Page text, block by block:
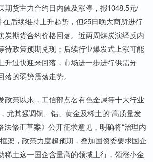
期货主力合约日内触及涨停，报1048.5元/
在后续维持上升趋势，但25日晚大商所进行
炭期货合约价格回落。近两周煤炭演绎反内
待政策预期兑现；后续行业爆发式上涨可能
升过快迎来回落，市场进一步进行供需分
的弱势震荡走势。
策以来，工信部点名有色金属等十大行业
尤其强调铜、铝、黄金及稀土的“高质量发
法修正草案》公开征求意见，明确将“治理内
架，政策力度超预期，叠加国资委要求国企
稀土这一国企含量高的领域上行，领涨小金